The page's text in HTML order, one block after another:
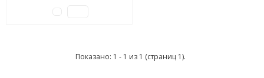
Показано: 1 - 1 из 1 (страниц 1).